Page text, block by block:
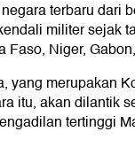
terbaru dari
militer sejak
Faso, Niger,
yang merupakan
itu, akan dilantik
tertinggi